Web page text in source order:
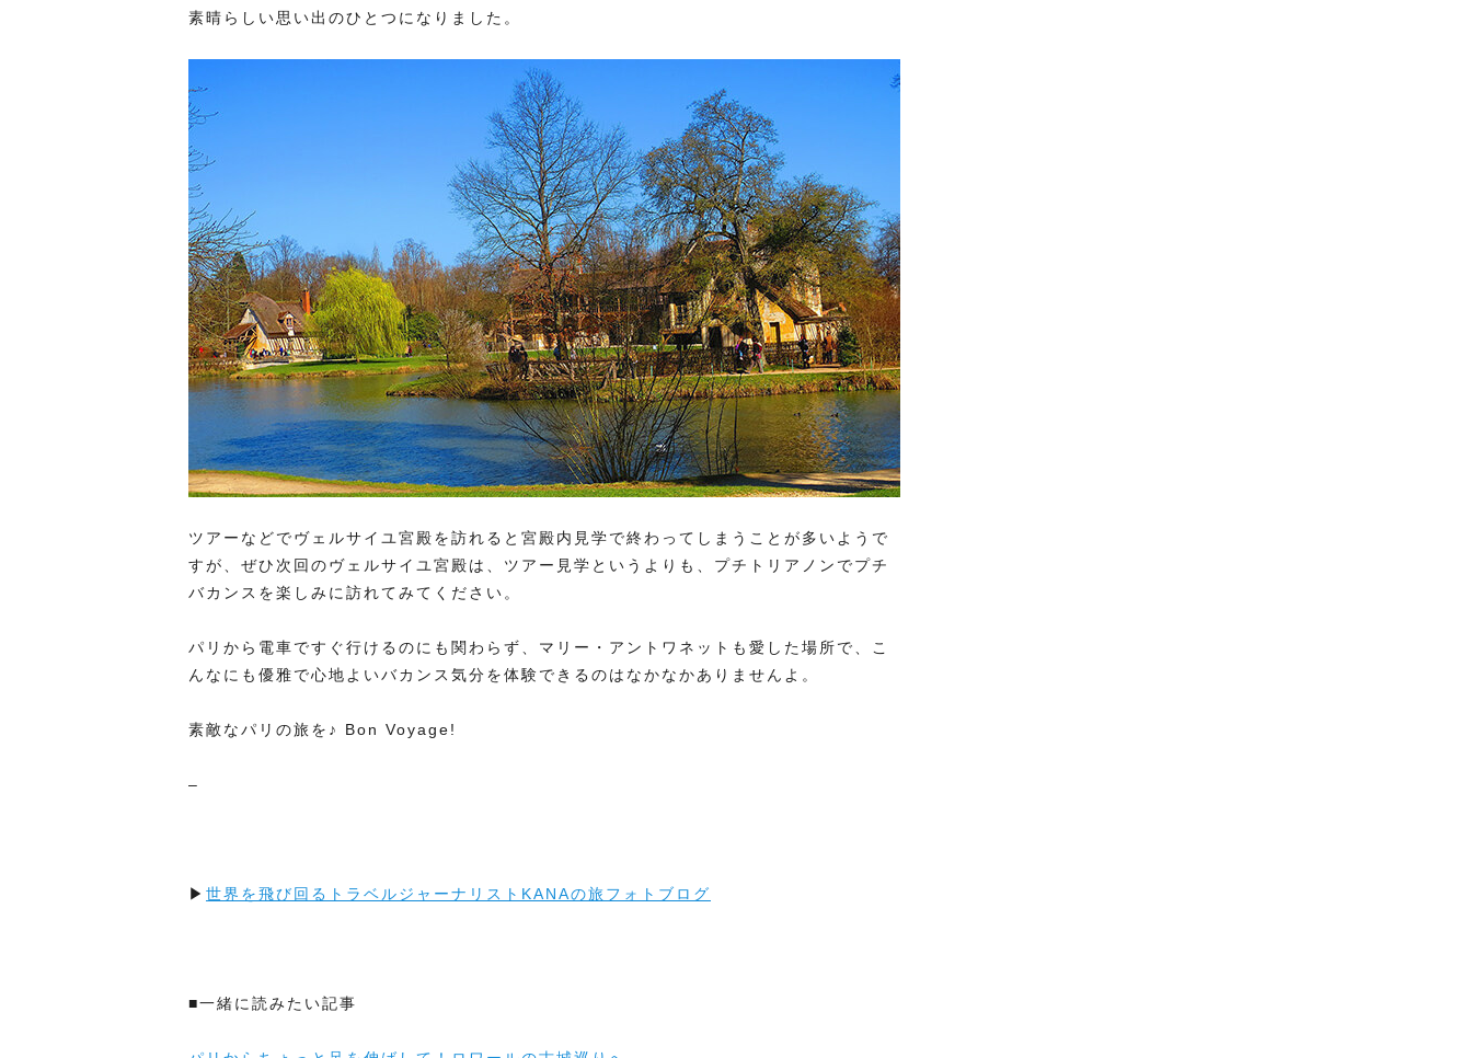
素晴らしい思い出のひとつになりました。
ツアーなどでヴェルサイユ宮殿を訪れると宮殿内見学で終わってしまうことが多いようで
すが、ぜひ次回のヴェルサイユ宮殿は、ツアー見学というよりも、プチトリアノンでプチ
バカンスを楽しみに訪れてみてください。
パリから電車ですぐ行けるのにも関わらず、マリー・アントワネットも愛した場所で、こ
んなにも優雅で心地よいバカンス気分を体験できるのはなかなかありませんよ。
素敵なパリの旅を♪ Bon Voyage!
–
▶ 世界を飛び回るトラベルジャーナリストKANAの旅フォトブログ
■一緒に読みたい記事